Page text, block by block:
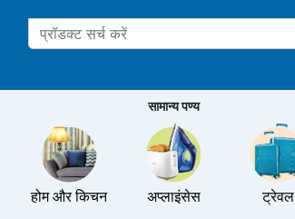
सामान्य पण्य
होम और किचन अप्लाइंसेस ट्रेवल